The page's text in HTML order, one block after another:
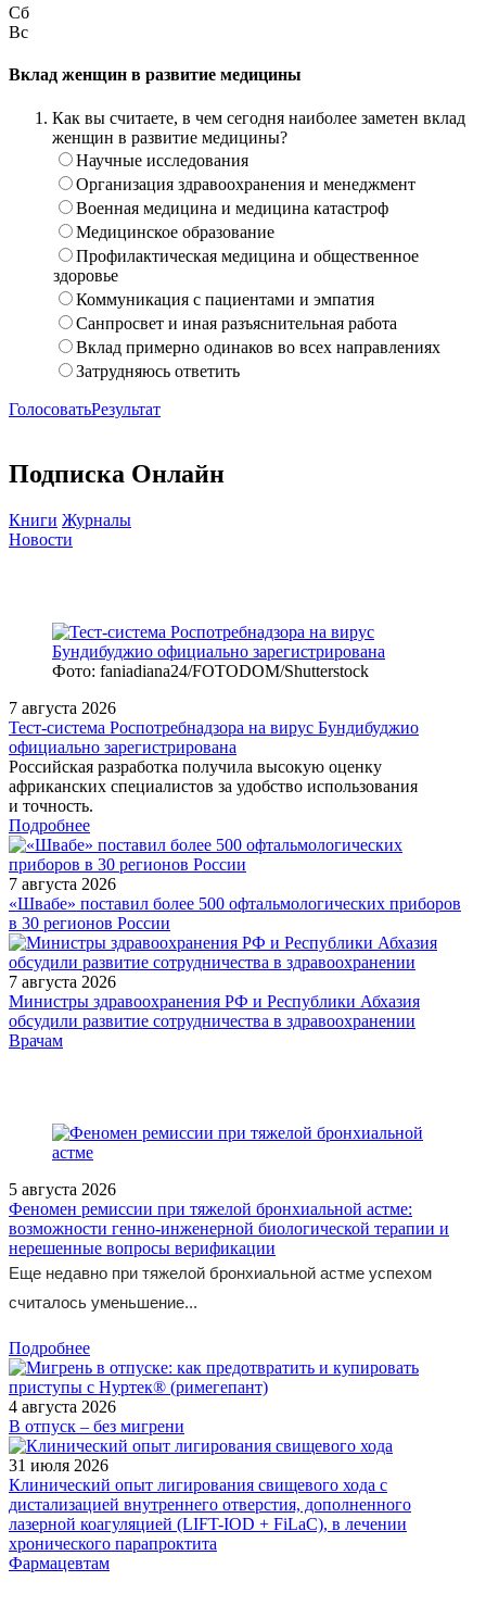
Сб
Вс
Вклад женщин в развитие медицины
Как вы считаете, в чем сегодня наиболее заметен вклад
женщин в развитие медицины?
Научные исследования
Организация здравоохранения и менеджмент
Военная медицина и медицина катастроф
Медицинское образование
Профилактическая медицина и общественное
здоровье
Коммуникация с пациентами и эмпатия
Санпросвет и иная разъяснительная работа
Вклад примерно одинаков во всех направлениях
Затрудняюсь ответить
ГолосоватьРезультат
Подписка Онлайн
Книги Журналы
Новости
Фото: faniadiana24/FOTODOM/Shutterstock
7 августа 2026
Тест‑система Роспотребнадзора на вирус Бундибуджио
официально зарегистрирована
Российская разработка получила высокую оценку
африканских специалистов за удобство использования
и точность.
Подробнее
7 августа 2026
«Швабе» поставил более 500 офтальмологических приборов
в 30 регионов России
7 августа 2026
Министры здравоохранения РФ и Республики Абхазия
обсудили развитие сотрудничества в здравоохранении
/public/books/sovremennye-vozmozhnosti-diagnostiki-i-lecheniya-v/
Врачам
5 августа 2026
Феномен ремиссии при тяжелой бронхиальной астме:
возможности генно-инженерной биологической терапии и
нерешенные вопросы верификации
Еще недавно при тяжелой бронхиальной астме успехом
считалось уменьшение...
Подробнее
4 августа 2026
В отпуск – без мигрени
31 июля 2026
Клинический опыт лигирования свищевого хода с
дистализацией внутреннего отверстия, дополненного
лазерной коагуляцией (LIFT-IOD + FiLaC), в лечении
хронического парапроктита
Фармацевтам